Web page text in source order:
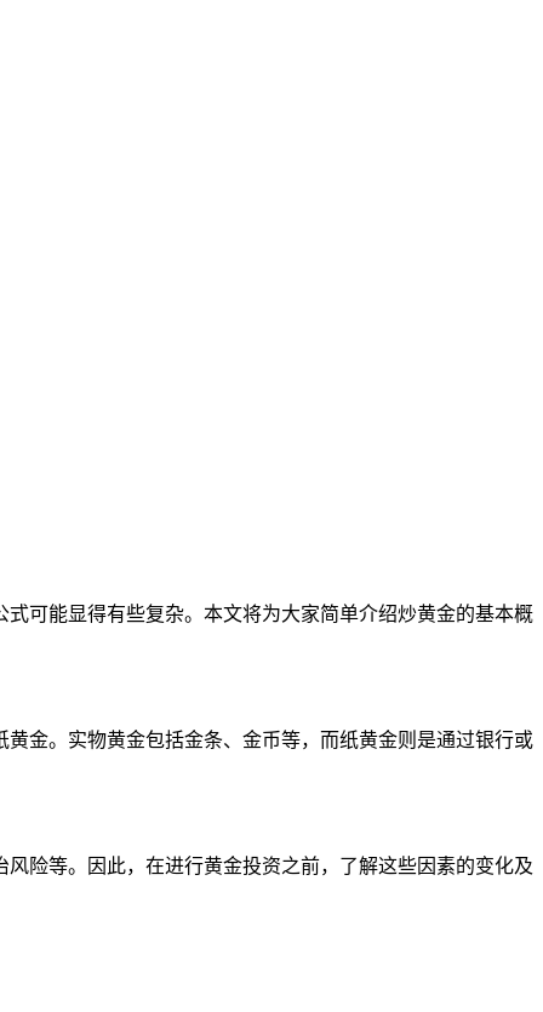
可能显得有些复杂。本文将为大家简单介绍炒黄金的基本概
金。实物黄金包括金条、金币等，而纸黄金则是通过银行或
险等。因此，在进行黄金投资之前，了解这些因素的变化及